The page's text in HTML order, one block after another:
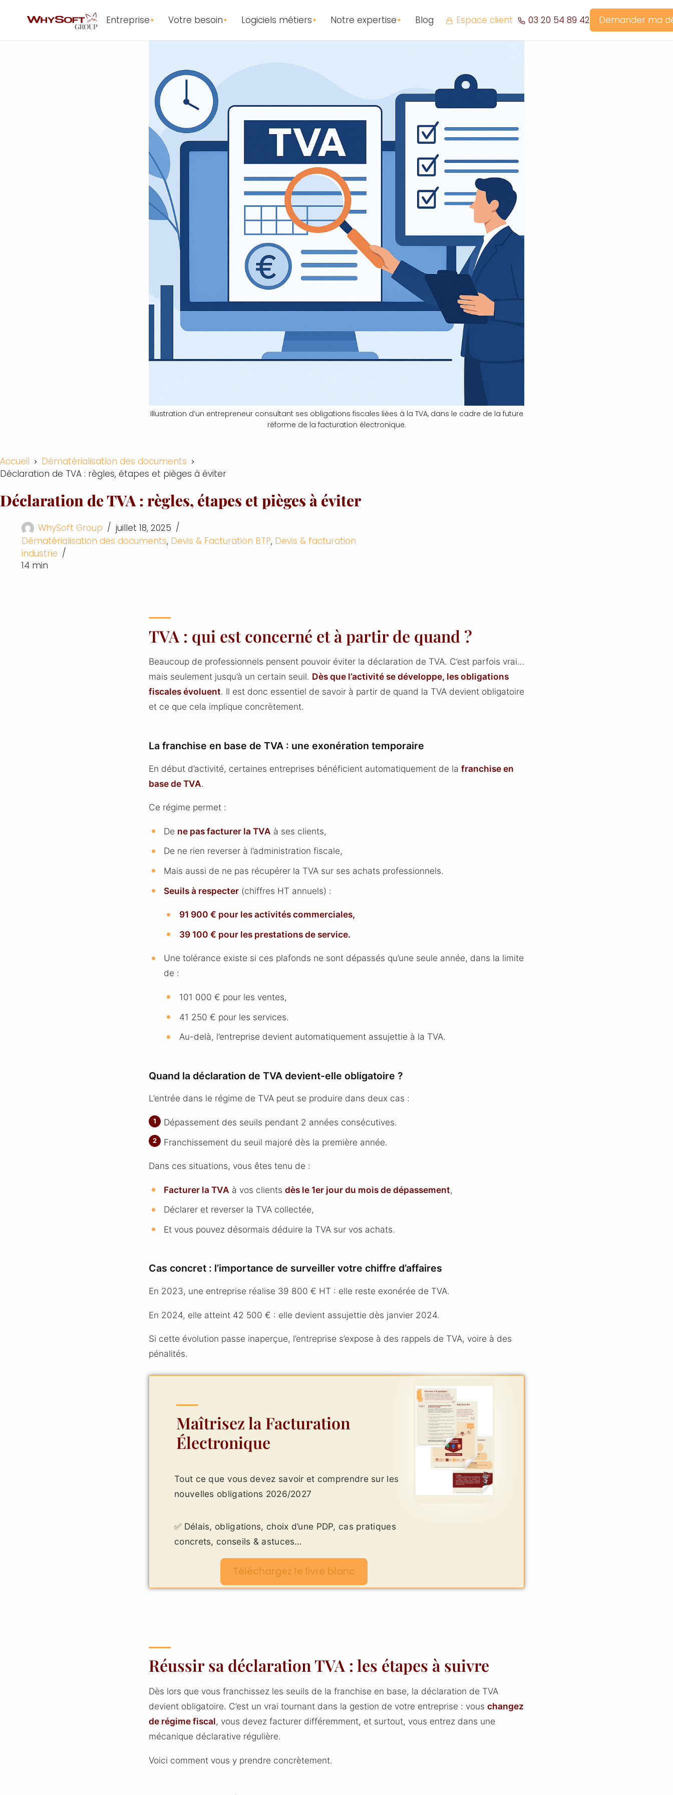
Entreprise ▼ Votre besoin ▼ Logiciels métiers ▼ Notre expertise ▼ Blog Espace client 03 20 54 89 42 Demander ma
Illustration d’un entrepreneur consultant ses obligations fiscales liées à la TVA, dans le cadre de la future
réforme de la facturation électronique.
Accueil
Dématérialisation des documents
Déclaration de TVA : règles, étapes et pièges à éviter
Déclaration de TVA : règles, étapes et pièges à éviter
WhySoft Group
juillet 18, 2025
Dématérialisation des documents, Devis & Facturation BTP, Devis & facturation
industrie
14 min
TVA : qui est concerné et à partir de quand ?
Beaucoup de professionnels pensent pouvoir éviter la déclaration de TVA. C’est parfois vrai…
mais seulement jusqu’à un certain seuil. Dès que l’activité se développe, les obligations
fiscales évoluent. Il est donc essentiel de savoir à partir de quand la TVA devient obligatoire
et ce que cela implique concrètement.
La franchise en base de TVA : une exonération temporaire
En début d’activité, certaines entreprises bénéficient automatiquement de la franchise en
base de TVA.
Ce régime permet :
De ne pas facturer la TVA à ses clients,
De ne rien reverser à l’administration fiscale,
Mais aussi de ne pas récupérer la TVA sur ses achats professionnels.
Seuils à respecter (chiffres HT annuels) :
91 900 € pour les activités commerciales,
39 100 € pour les prestations de service.
Une tolérance existe si ces plafonds ne sont dépassés qu’une seule année, dans la limite
de :
101 000 € pour les ventes,
41 250 € pour les services.
Au-delà, l’entreprise devient automatiquement assujettie à la TVA.
Quand la déclaration de TVA devient-elle obligatoire ?
L’entrée dans le régime de TVA peut se produire dans deux cas :
Dépassement des seuils pendant 2 années consécutives.
Franchissement du seuil majoré dès la première année.
Dans ces situations, vous êtes tenu de :
Facturer la TVA à vos clientsdès le 1er jour du mois de dépassement,
Déclarer et reverser la TVA collectée,
Et vous pouvez désormais déduire la TVA sur vos achats.
Cas concret : l’importance de surveiller votre chiffre d’affaires
En 2023, une entreprise réalise 39 800 € HT : elle reste exonérée de TVA.
En 2024, elle atteint 42 500 € : elle devient assujettie dès janvier 2024.
Si cette évolution passe inaperçue, l’entreprise s’expose à des rappels de TVA, voire à des
pénalités.
Maîtrisez la Facturation
Électronique
Tout ce que vous devez savoir et comprendre sur les
nouvelles obligations 2026/2027
✅ Délais, obligations, choix d’une PDP, cas pratiques
concrets, conseils & astuces…
Téléchargez le livre blanc
Réussir sa déclaration TVA : les étapes à suivre
Dès lors que vous franchissez les seuils de la franchise en base, la déclaration de TVA
devient obligatoire. C’est un vrai tournant dans la gestion de votre entreprise : vous changez
de régime fiscal, vous devez facturer différemment, et surtout, vous entrez dans une
mécanique déclarative régulière.
Voici comment vous y prendre concrètement.